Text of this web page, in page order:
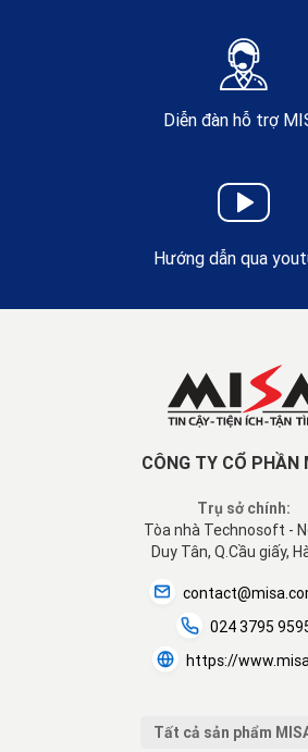
Diễn đàn hỗ trợ
Hướng dẫn qua
CÔNG TY CỔ PHẦN
Trụ sở chính:
Tòa nhà Technosoft -
Duy Tân, Q.Cầu giấy,
024 3795
https://